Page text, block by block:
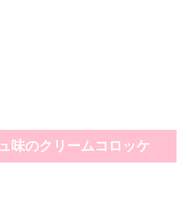
味のクリームコロッケ